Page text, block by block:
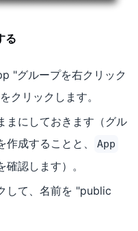
る
"グループを右クリック
クリックします。
まにしておきます（グル
成することと、
App
認します）。
して、名前を "public